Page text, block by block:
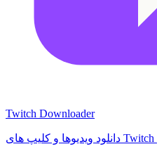
Twitch Downloader